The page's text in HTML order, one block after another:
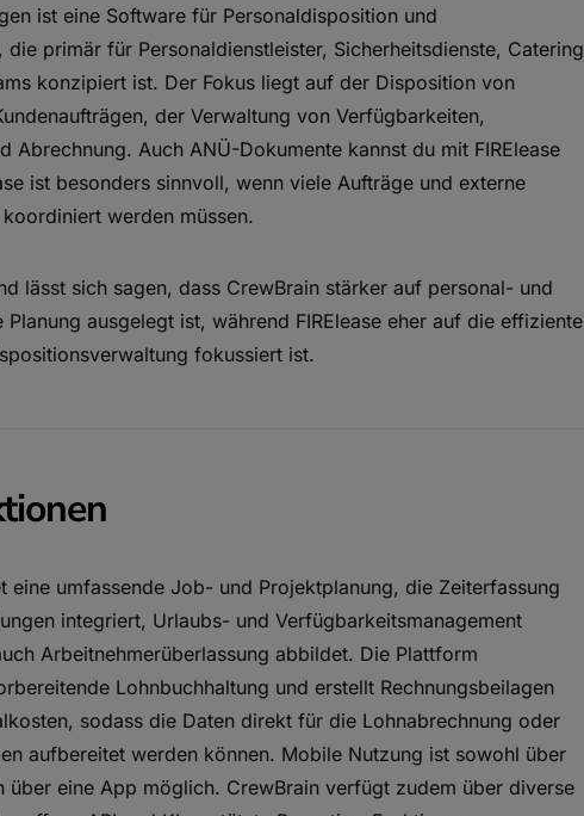
ist eine Software für Personaldisposition und
die primär für Personaldienstleister, Sicherheitsdienste, Catering
konzipiert ist. Der Fokus liegt auf der Disposition von
der Verwaltung von Verfügbarkeiten,
Abrechnung. Auch ANÜ-Dokumente kannst du mit FIRElease
ist besonders sinnvoll, wenn viele Aufträge und externe
werden müssen.
lässt sich sagen, dass CrewBrain stärker auf personal- und
ausgelegt ist, während FIRElease eher auf die effiziente
fokussiert ist.
eine umfassende Job- und Projektplanung, die Zeiterfassung
integriert, Urlaubs- und Verfügbarkeitsmanagement
Arbeitnehmerüberlassung abbildet. Die Plattform
Lohnbuchhaltung und erstellt Rechnungsbeilagen
sodass die Daten direkt für die Lohnabrechnung oder
aufbereitet werden können. Mobile Nutzung ist sowohl über
über eine App möglich. CrewBrain verfügt zudem über diverse